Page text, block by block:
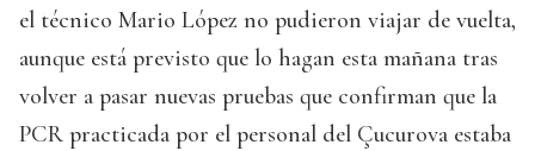
el técnico Mario López no pudieron viajar de vuelta,
aunque está previsto que lo hagan esta mañana tras
volver a pasar nuevas pruebas que confirman que la
PCR practicada por el personal del Çucurova estaba